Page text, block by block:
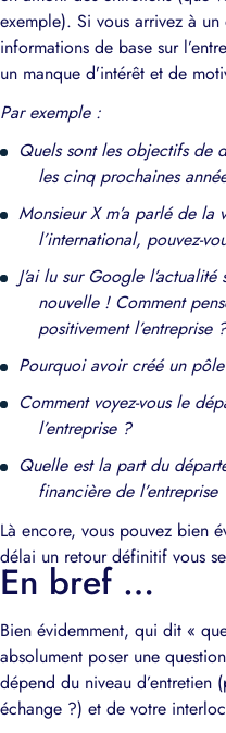
exemple). Si vous arrivez à
informations de base sur
un manque d’intérêt et de
Par exemple :
Quels sont les objectifs de
les cinq prochaines
Monsieur X m’a parlé de la
l’international, pouvez-
J’ai lu sur Google
nouvelle ! Comment
positivement l’entreprise ?
Pourquoi avoir créé un
Comment voyez-vous le
l’entreprise ?
Quelle est la part du
financière de l’entreprise
Là encore, vous pouvez bien
délai un retour définitif vous
En bref …
Bien évidemment, qui dit «
absolument poser une
dépend du niveau d’entretien
échange ?) et de votre